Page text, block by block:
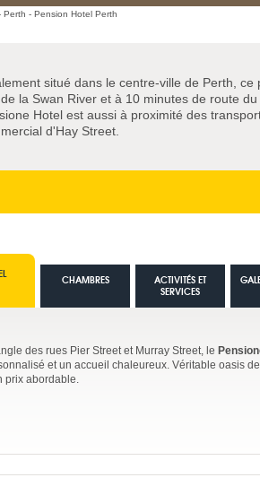
situé dans le centre-ville de Perth,
la Swan River et à 10 minutes de route
Hotel est aussi à proximité des
d'Hay Street.
des rues Pier Street et Murray Street, le
et un accueil chaleureux. Véritable oasis
prix abordable.
CHAMBRES
ACTIVITÉS ET
SERVICES